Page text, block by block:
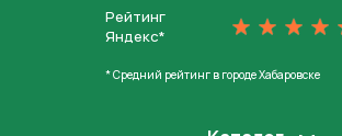
Рейтинг
Яндекс*
* Средний рейтинг в городе Хабаровске